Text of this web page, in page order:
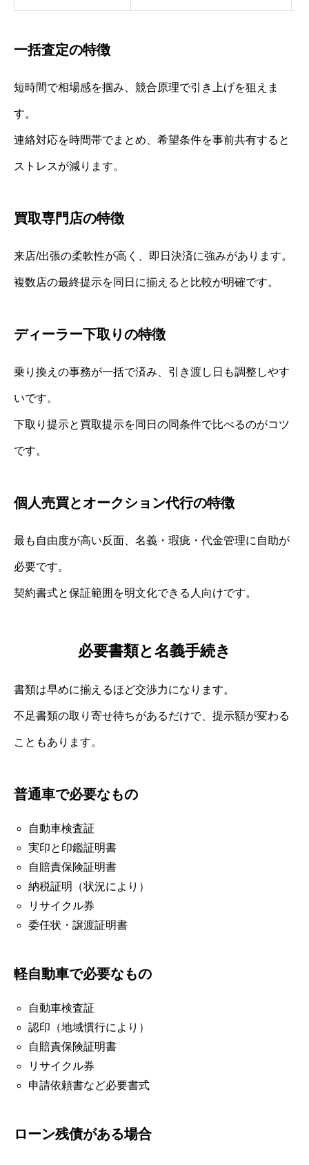
一括査定の特徴
短時間で相場感を掴み、競合原理で引き上げを狙えま
す。
連絡対応を時間帯でまとめ、希望条件を事前共有すると
ストレスが減ります。
買取専門店の特徴
来店/出張の柔軟性が高く、即日決済に強みがあります。
複数店の最終提示を同日に揃えると比較が明確です。
ディーラー下取りの特徴
乗り換えの事務が一括で済み、引き渡し日も調整しやす
いです。
下取り提示と買取提示を同日の同条件で比べるのがコツ
です。
個人売買とオークション代行の特徴
最も自由度が高い反面、名義・瑕疵・代金管理に自助が
必要です。
契約書式と保証範囲を明文化できる人向けです。
必要書類と名義手続き
書類は早めに揃えるほど交渉力になります。
不足書類の取り寄せ待ちがあるだけで、提示額が変わる
こともあります。
普通車で必要なもの
自動車検査証
実印と印鑑証明書
自賠責保険証明書
納税証明（状況により）
リサイクル券
委任状・譲渡証明書
軽自動車で必要なもの
自動車検査証
認印（地域慣行により）
自賠責保険証明書
リサイクル券
申請依頼書など必要書式
ローン残債がある場合